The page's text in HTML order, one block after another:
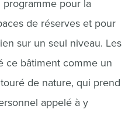
pour la
de réserves et pour
sur un seul niveau. Les
ce bâtiment comme un
de nature, qui prend
appelé à y